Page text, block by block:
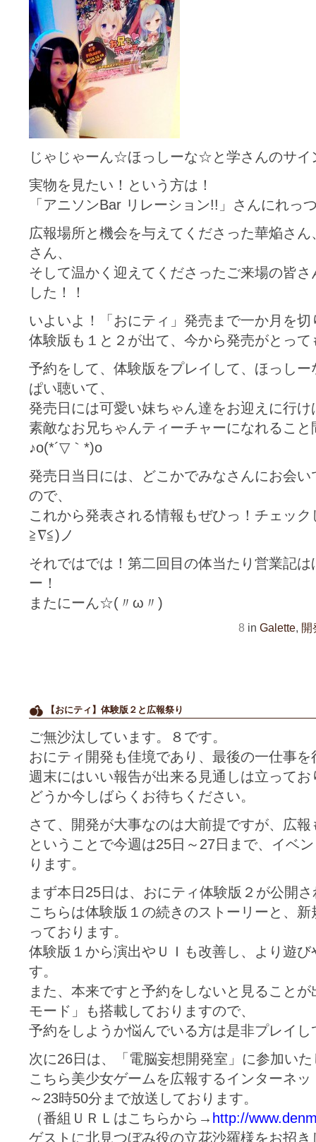
じゃじゃーん☆ほっしーな☆と学さんのサイ
実物を見たい！という方は！
「アニソンBar リレーション!!」さんにれっ
広報場所と機会を与えてくださった華焔さ
さん、
そして温かく迎えてくださったご来場の皆
した！！
いよいよ！「おにティ」発売まで一か月を切
体験版も１と２が出て、今から発売がとっ
予約をして、体験版をプレイして、ほっし
ぱい聴いて、
発売日には可愛い妹ちゃん達をお迎えに行
素敵なお兄ちゃんティーチャーになれるこ
♪o(*´▽｀*)o
発売日当日には、どこかでみなさんにお会
ので、
これから発表される情報もぜひっ！チェッ
≧∇≦)ノ
それではでは！第二回目の体当たり営業記
ー！
またにーん☆(〃ω〃)
8 in Galette, 開
【おにティ】体験版２と広報祭り
ご無沙汰しています。８です。
おにティ開発も佳境であり、最後の一仕事
週末にはいい報告が出来る見通しは立ってお
どうか今しばらくお待ちください。
さて、開発が大事なのは大前提ですが、広報
ということで今週は25日～27日まで、イベ
ります。
まず本日25日は、おにティ体験版２が公開
こちらは体験版１の続きのストーリーと、
っております。
体験版１から演出やＵＩも改善し、より遊
す。
また、本来ですと予約をしないと見ること
モード」も搭載しておりますので、
予約をしようか悩んでいる方は是非プレイ
次に26日は、「電脳妄想開発室」に参加い
こちら美少女ゲームを広報するインターネ
～23時50分まで放送しております。
（番組ＵＲＬはこちらから→ http://
ゲストに北見つぼみ役の立花沙羅様をお招